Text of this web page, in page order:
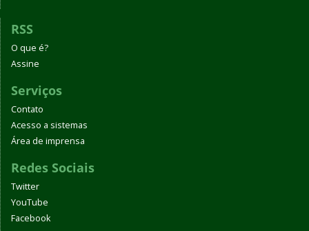
RSS
O que é?
Assine
Serviços
Contato
Acesso a sistemas
Área de imprensa
Redes Sociais
Twitter
YouTube
Facebook